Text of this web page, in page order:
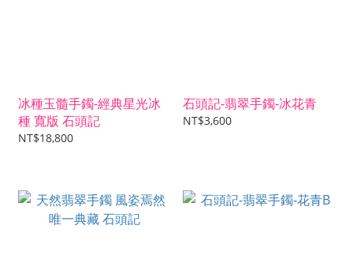
冰種玉髓手鐲-經典星光冰
種 寬版 石頭記
NT$18,800
石頭記-翡翠手鐲-冰花青
NT$3,600